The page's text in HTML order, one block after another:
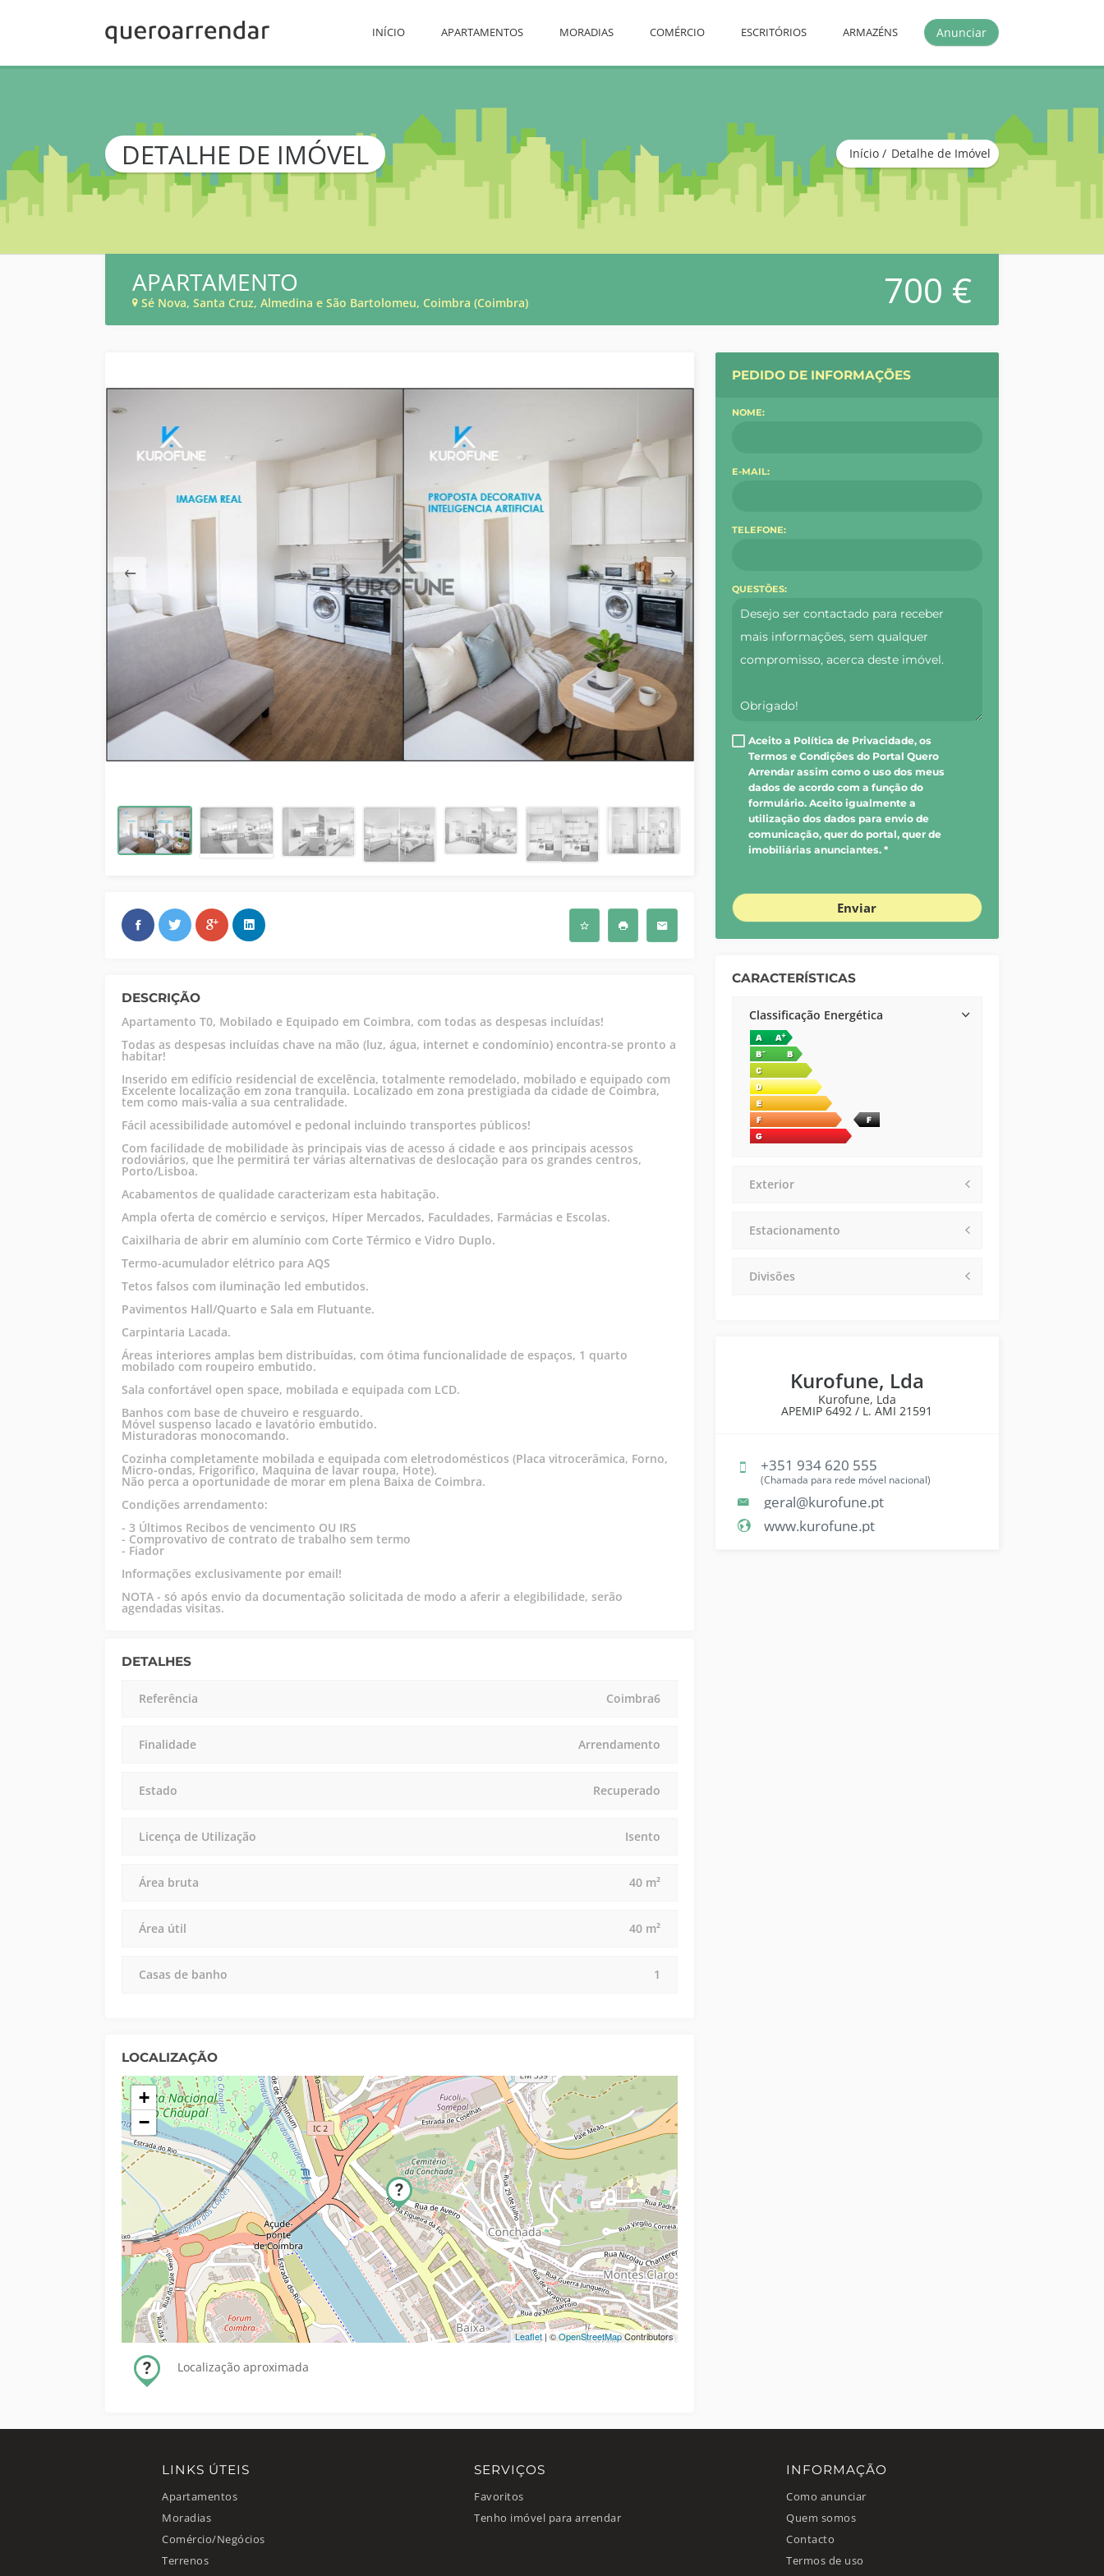
Anunciar
INÍCIO APARTAMENTOS MORADIAS COMÉRCIO ESCRITÓRIOS ARMAZÉNS
DETALHE DE IMÓVEL Início Detalhe de Imóvel
APARTAMENTO
Sé Nova, Santa Cruz, Almedina e São Bartolomeu, Coimbra (Coimbra) 700 €
DESCRIÇÃO
Apartamento T0, Mobilado e Equipado em Coimbra, com todas as despesas incluídas!
Todas as despesas incluídas chave na mão (luz, água, internet e condomínio) encontra-se pronto a
habitar!
Inserido em edifício residencial de excelência, totalmente remodelado, mobilado e equipado com
Excelente localização em zona tranquila. Localizado em zona prestigiada da cidade de Coimbra,
tem como mais-valia a sua centralidade.
Fácil acessibilidade automóvel e pedonal incluindo transportes públicos!
Com facilidade de mobilidade às principais vias de acesso á cidade e aos principais acessos
rodoviários, que lhe permitirá ter várias alternativas de deslocação para os grandes centros,
Porto/Lisboa.
Acabamentos de qualidade caracterizam esta habitação.
Ampla oferta de comércio e serviços, Híper Mercados, Faculdades, Farmácias e Escolas.
Caixilharia de abrir em alumínio com Corte Térmico e Vidro Duplo.
Termo-acumulador elétrico para AQS
Tetos falsos com iluminação led embutidos.
Pavimentos Hall/Quarto e Sala em Flutuante.
Carpintaria Lacada.
Áreas interiores amplas bem distribuídas, com ótima funcionalidade de espaços, 1 quarto
mobilado com roupeiro embutido.
Sala confortável open space, mobilada e equipada com LCD.
Banhos com base de chuveiro e resguardo.
Móvel suspenso lacado e lavatório embutido.
Misturadoras monocomando.
Cozinha completamente mobilada e equipada com eletrodomésticos (Placa vitrocerâmica, Forno,
Micro-ondas, Frigorifico, Maquina de lavar roupa, Hote).
Não perca a oportunidade de morar em plena Baixa de Coimbra.
Condições arrendamento:
- 3 Últimos Recibos de vencimento OU IRS
- Comprovativo de contrato de trabalho sem termo
- Fiador
Informações exclusivamente por email!
NOTA - só após envio da documentação solicitada de modo a aferir a elegibilidade, serão
agendadas visitas.
DETALHES
Referência Coimbra6
Finalidade Arrendamento
Estado Recuperado
Licença de Utilização Isento
Área bruta 40 m²
Área útil 40 m²
Casas de banho 1
LOCALIZAÇÃO
+
−
Leaflet| ©OpenStreetMapContributors
Localização aproximada
PEDIDO DE INFORMAÇÕES
NOME:
E-MAIL:
TELEFONE:
QUESTÕES:
Aceito a Política de Privacidade, os
Termos e Condições do Portal Quero
Arrendar assim como o uso dos meus
dados de acordo com a função do
formulário. Aceito igualmente a
utilização dos dados para envio de
comunicação, quer do portal, quer de
imobiliárias anunciantes. *
Enviar
CARACTERÍSTICAS
Classificação Energética
Exterior
Estacionamento
Divisões
Kurofune, Lda
Kurofune, Lda
APEMIP 6492 / L. AMI 21591
+351 934 620 555
(Chamada para rede móvel nacional)
geral@kurofune.pt
www.kurofune.pt
LINKS ÚTEIS
Apartamentos
Moradias
Comércio/Negócios
Terrenos
SERVIÇOS
Favoritos
Tenho imóvel para arrendar
INFORMAÇÃO
Como anunciar
Quem somos
Contacto
Termos de uso